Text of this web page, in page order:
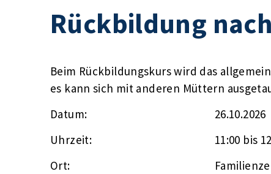
Rückbildung
Beim Rückbildungskurs wird das
es kann sich mit anderen Müttern
Datum:
26.10.2026
Uhrzeit:
11:00 bis
Ort: